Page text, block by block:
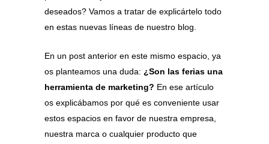
deseados? Vamos a tratar de explicártelo todo
en estas nuevas líneas de nuestro blog.
En un post anterior en este mismo espacio, ya
os planteamos una duda: ¿Son las ferias una
herramienta de marketing? En ese artículo
os explicábamos por qué es conveniente usar
estos espacios en favor de nuestra empresa,
nuestra marca o cualquier producto que